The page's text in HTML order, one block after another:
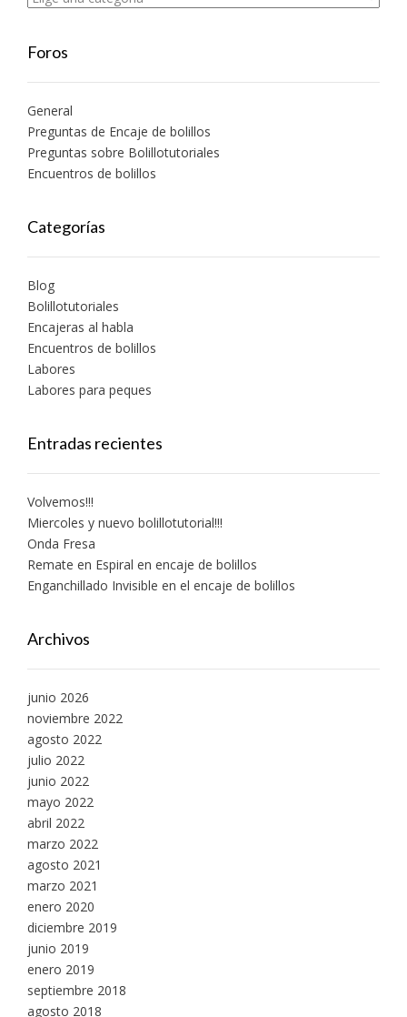
Foros
General
Preguntas de Encaje de bolillos
Preguntas sobre Bolillotutoriales
Encuentros de bolillos
Categorías
Blog
Bolillotutoriales
Encajeras al habla
Encuentros de bolillos
Labores
Labores para peques
Entradas recientes
Volvemos!!!
Miercoles y nuevo bolillotutorial!!!
Onda Fresa
Remate en Espiral en encaje de bolillos
Enganchillado Invisible en el encaje de bolillos
Archivos
junio 2026
noviembre 2022
agosto 2022
julio 2022
junio 2022
mayo 2022
abril 2022
marzo 2022
agosto 2021
marzo 2021
enero 2020
diciembre 2019
junio 2019
enero 2019
septiembre 2018
agosto 2018